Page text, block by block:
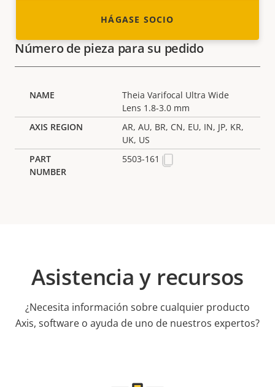
HÁGASE SOCIO
Número de pieza para su pedido
Theia Varifocal Ultra Wide
Lens 1.8-3.0 mm
AR, AU, BR, CN, EU, IN, JP, KR,
UK, US
5503-161
Asistencia y recursos
¿Necesita información sobre cualquier producto
Axis, software o ayuda de uno de nuestros expertos?